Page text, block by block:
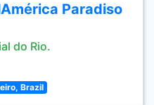
Paradiso
do Rio.
Brazil